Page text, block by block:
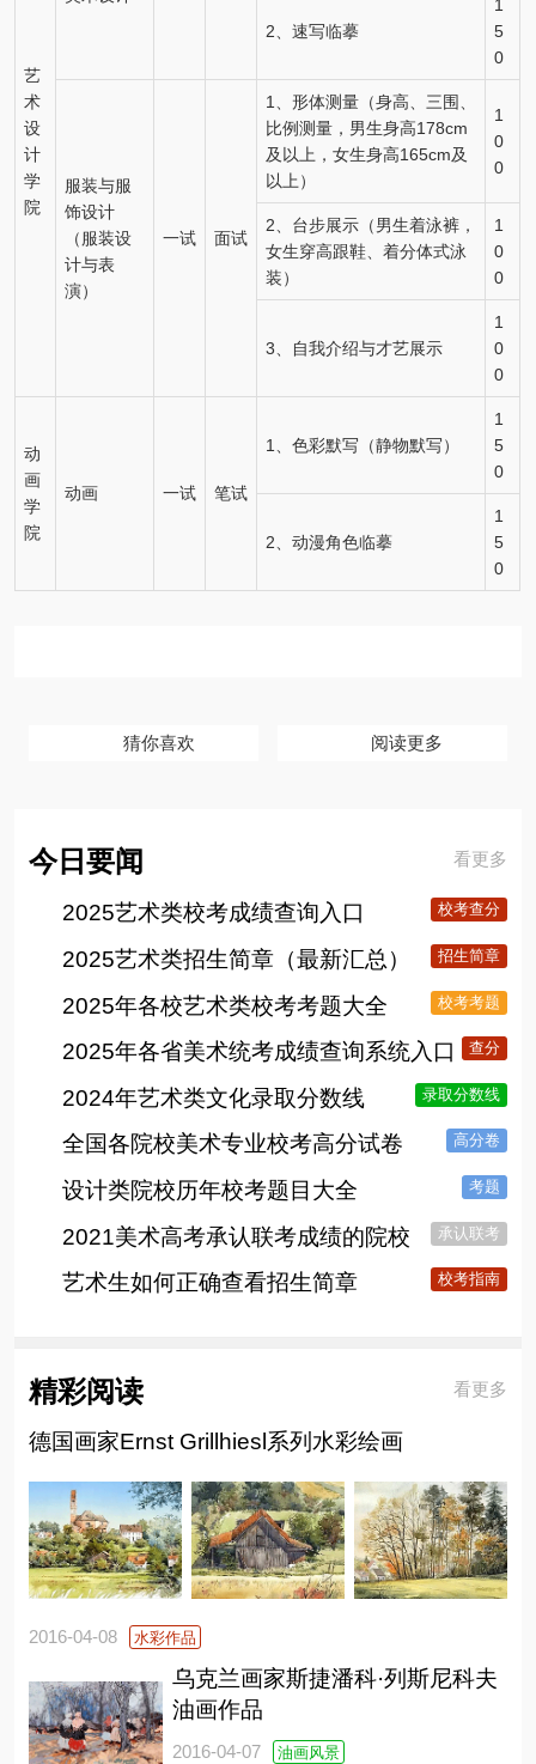
艺
术
设
计
学
院
2、速写临摹
1
5
0
服装与服
饰设计
（服装设
计与表
演）
一试 面试
1、形体测量（身高、三围、
比例测量，男生身高178cm
及以上，女生身高165cm及
以上）
1
0
0
2、台步展示（男生着泳裤，
女生穿高跟鞋、着分体式泳
装）
1
0
0
3、自我介绍与才艺展示
1
0
0
动
画
学
院
动画 一试 笔试
1、色彩默写（静物默写）
1
5
0
2、动漫角色临摹
1
5
0
猜你喜欢 阅读更多
看更多
今日要闻
校考查分
2025艺术类校考成绩查询入口
招生简章
2025艺术类招生简章（最新汇总）
校考考题
2025年各校艺术类校考考题大全
查分
2025年各省美术统考成绩查询系统入口
录取分数线
2024年艺术类文化录取分数线
高分卷
全国各院校美术专业校考高分试卷
考题
设计类院校历年校考题目大全
承认联考
2021美术高考承认联考成绩的院校
校考指南
艺术生如何正确查看招生简章
看更多
精彩阅读
德国画家Ernst Grillhiesl系列水彩绘画
2016-04-08 水彩作品
乌克兰画家斯捷潘科·列斯尼科夫
油画作品
2016-04-07 油画风景